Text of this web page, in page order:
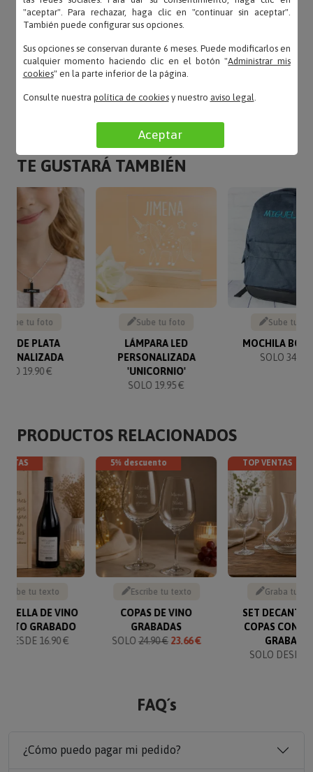
Antonin – 02/10/2025
«Genial y un recuerdo para siempre….contenta!!!!»
LEER TODAS LAS OPINIONES
TE GUSTARÁ TAMBIÉN
Sube tu foto
DE PLATA
19.90 €
Sube tu foto
LÁMPARA LED
PERSONALIZADA
'UNICORNIO'
SOLO 19.95 €
Sube tu
MOCHILA
SOLO 34.90
PRODUCTOS RELACIONADOS
tu texto
DE VINO
GRABADO
DESDE 16.90 €
5% descuento
Escribe tu texto
COPAS DE VINO
GRABADAS
SOLO 24.90 € 23.66 €
TOP VENTAS
Graba tu
SET
COPAS CON
GRABADO
SOLO DESDE
FAQ´s
¿Cómo puedo pagar mi pedido?
"aceptar". Para rechazar, haga clic en "continuar sin aceptar".
También puede configurar sus opciones.
Sus opciones se conservan durante 6 meses. Puede modificarlos en
cualquier momento haciendo clic en el botón "Administrar mis
cookies" en la parte inferior de la página.
Consulte nuestra política de cookiesy nuestro aviso legal.
Aceptar